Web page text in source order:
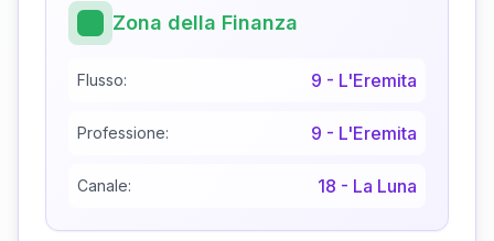
Zona della Finanza
Flusso: 9 - L'Eremita
Professione: 9 - L'Eremita
Canale: 18 - La Luna